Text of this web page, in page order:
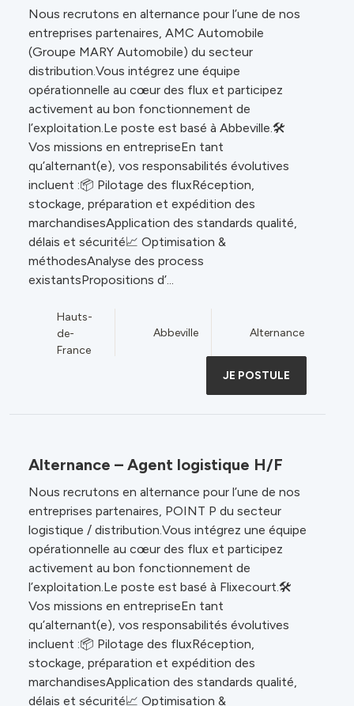
Nous recrutons en alternance pour l’une de nos
entreprises partenaires, AMC Automobile
(Groupe MARY Automobile) du secteur
distribution.Vous intégrez une équipe
opérationnelle au cœur des flux et participez
activement au bon fonctionnement de
l’exploitation.Le poste est basé à Abbeville.🛠️
Vos missions en entrepriseEn tant
qu’alternant(e), vos responsabilités évolutives
incluent :📦 Pilotage des fluxRéception,
stockage, préparation et expédition des
marchandisesApplication des standards qualité,
délais et sécurité📈 Optimisation &
méthodesAnalyse des process
existantsPropositions d’...
Hauts-
de-
France
Abbeville Alternance
JE POSTULE
Alternance – Agent logistique H/F
Nous recrutons en alternance pour l’une de nos
entreprises partenaires, POINT P du secteur
logistique / distribution.Vous intégrez une équipe
opérationnelle au cœur des flux et participez
activement au bon fonctionnement de
l’exploitation.Le poste est basé à Flixecourt.🛠️
Vos missions en entrepriseEn tant
qu’alternant(e), vos responsabilités évolutives
incluent :📦 Pilotage des fluxRéception,
stockage, préparation et expédition des
marchandisesApplication des standards qualité,
délais et sécurité📈 Optimisation &